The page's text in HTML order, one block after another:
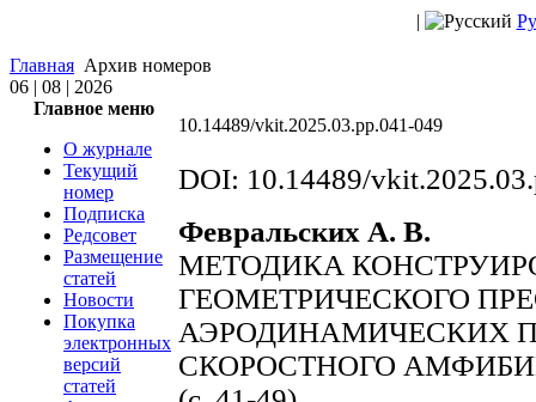
|
Главная Архив номеров
06 | 08 | 2026
Главное меню
О журнале
Текущий
номер
Подписка
Редсовет
Размещение
статей
Новости
Покупка
электронных
версий
статей
10.14489/vkit.2025.03.pp.041-049
DOI: 10.14489/
Февральских А. В.
МЕТОДИКА
ГЕОМЕТРИЧЕСКОГО
АЭРОДИНАМИЧЕСКИХ
СКОРОСТНОГО